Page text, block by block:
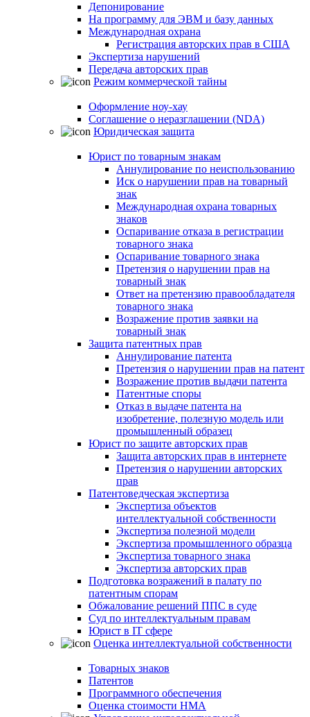
Депонирование
На программу для ЭВМ и базу данных
Международная охрана
Регистрация авторских прав в США
Экспертиза нарушений
Передача авторских прав
Режим коммерческой тайны
Оформление ноу-хау
Соглашение о неразглашении (NDA)
Юридическая защита
Юрист по товарным знакам
Аннулирование по неиспользованию
Иск о нарушении прав на товарный
знак
Международная охрана товарных
знаков
Оспаривание отказа в регистрации
товарного знака
Оспаривание товарного знака
Претензия о нарушении прав на
товарный знак
Ответ на претензию правообладателя
товарного знака
Возражение против заявки на
товарный знак
Защита патентных прав
Аннулирование патента
Претензия о нарушении прав на патент
Возражение против выдачи патента
Патентные споры
Отказ в выдаче патента на
изобретение, полезную модель или
промышленный образец
Юрист по защите авторских прав
Защита авторских прав в интернете
Претензия о нарушении авторских
прав
Патентоведческая экспертиза
Экспертиза объектов
интеллектуальной собственности
Экспертиза полезной модели
Экспертиза промышленного образца
Экспертиза товарного знака
Экспертиза авторских прав
Подготовка возражений в палату по
патентным спорам
Обжалование решений ППС в суде
Суд по интеллектуальным правам
Юрист в IT сфере
Оценка интеллектуальной собственности
Товарных знаков
Патентов
Программного обеспечения
Оценка стоимости НМА